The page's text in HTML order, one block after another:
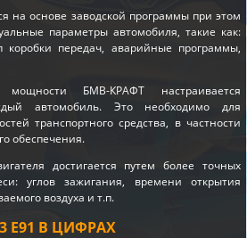
на основе заводской программы при этом
параметры автомобиля, такие как:
коробки передач, аварийные программы,
мощности БМВ-КРАФТ настраивается
автомобиль. Это необходимо для
транспортного средства, в частности
обеспечения.
достигается путем более точных
углов зажигания, времени открытия
воздуха и т.п.
E91 В ЦИФРАХ